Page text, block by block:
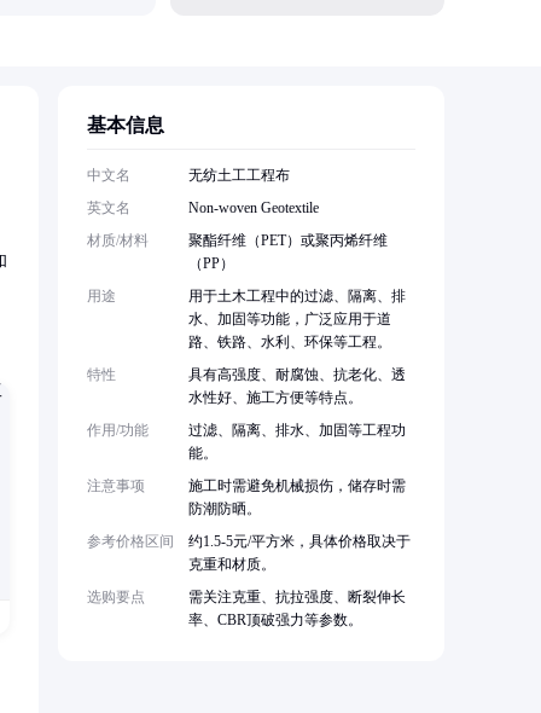
基本信息
中文名
无纺土工工程布
英文名
Non-woven Geotextile
材质/材料
聚酯纤维（PET）或聚丙烯纤维
（PP）
用途
用于土木工程中的过滤、隔离、排
水、加固等功能，广泛应用于道
路、铁路、水利、环保等工程。
特性
具有高强度、耐腐蚀、抗老化、透
水性好、施工方便等特点。
作用/功能
过滤、隔离、排水、加固等工程功
能。
注意事项
施工时需避免机械损伤，储存时需
防潮防晒。
参考价格区间
约1.5-5元/平方米，具体价格取决于
克重和材质。
选购要点
需关注克重、抗拉强度、断裂伸长
率、CBR顶破强力等参数。